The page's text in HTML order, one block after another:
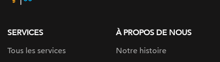
SERVICES
Tous les services
À PROPOS DE NOUS
Notre histoire